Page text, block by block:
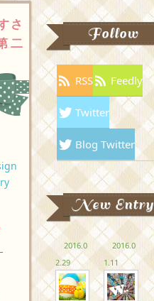
さ
二
Follow
RSS Feedly
Twitter
Blog Twitter
New Entry
2016.0
2.29
2016.0
1.11